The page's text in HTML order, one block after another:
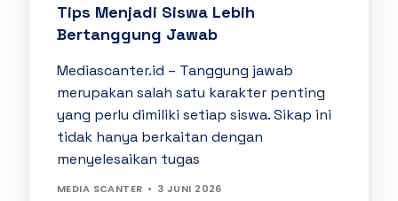
Tips Menjadi Siswa Lebih
Bertanggung Jawab
Mediascanter.id – Tanggung jawab
merupakan salah satu karakter penting
yang perlu dimiliki setiap siswa. Sikap ini
tidak hanya berkaitan dengan
menyelesaikan tugas
MEDIA SCANTER 3 JUNI 2026